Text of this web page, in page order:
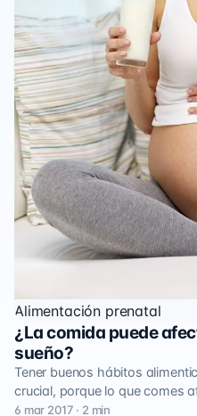
Alimentación prenatal
¿La comida puede
sueño?
Tener buenos hábitos
crucial, porque lo que comes
6 mar 2017 · 2 min